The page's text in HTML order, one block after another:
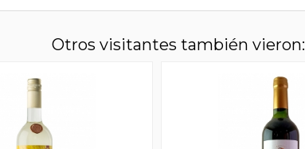
Otros visitantes también vieron: